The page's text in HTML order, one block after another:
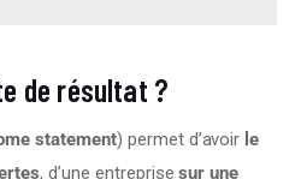
de résultat ?
statement) permet d’avoir le
, d’une entreprise sur une